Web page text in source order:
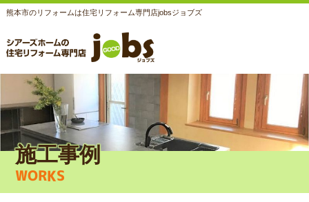
熊本市のリフォームは住宅リフォーム専門店jobsジョブズ
施工事例
WORKS